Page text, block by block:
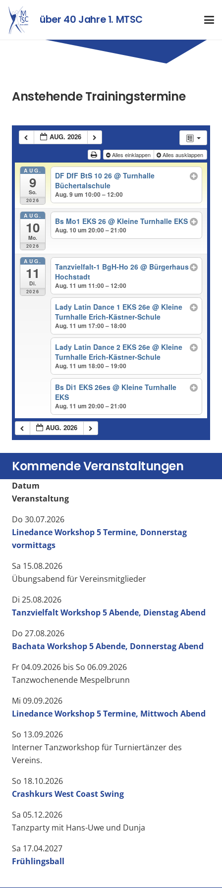
über 40 Jahre 1. MTSC
Anstehende Trainingstermine
AUG. 2026
Alles einklappen Alles ausklappen
AUG.
9
So.
2026
DF DfF BtS 10 26 @ Turnhalle
Büchertalschule
Aug. 9 um 10:00 – 12:00
AUG.
10
Mo.
2026
Bs Mo1 EKS 26 @ Kleine Turnhalle EKS
Aug. 10 um 20:00 – 21:00
AUG.
11
Di.
2026
Tanzvielfalt-1 BgH-Ho 26 @ Bürgerhaus
Hochstadt
Aug. 11 um 11:00 – 12:00
Lady Latin Dance 1 EKS 26e @ Kleine
Turnhalle Erich-Kästner-Schule
Aug. 11 um 17:00 – 18:00
Lady Latin Dance 2 EKS 26e @ Kleine
Turnhalle Erich-Kästner-Schule
Aug. 11 um 18:00 – 19:00
Bs Di1 EKS 26es @ Kleine Turnhalle
EKS
Aug. 11 um 20:00 – 21:00
AUG. 2026
Kommende Veranstaltungen
Datum
Veranstaltung
Do 30.07.2026
Linedance Workshop 5 Termine, Donnerstag
vormittags
Sa 15.08.2026
Übungsabend für Vereinsmitglieder
Di 25.08.2026
Tanzvielfalt Workshop 5 Abende, Dienstag Abend
Do 27.08.2026
Bachata Workshop 5 Abende, Donnerstag Abend
Fr 04.09.2026 bis So 06.09.2026
Tanzwochenende Mespelbrunn
Mi 09.09.2026
Linedance Workshop 5 Termine, Mittwoch Abend
So 13.09.2026
Interner Tanzworkshop für Turniertänzer des
Vereins.
So 18.10.2026
Crashkurs West Coast Swing
Sa 05.12.2026
Tanzparty mit Hans-Uwe und Dunja
Sa 17.04.2027
Frühlingsball